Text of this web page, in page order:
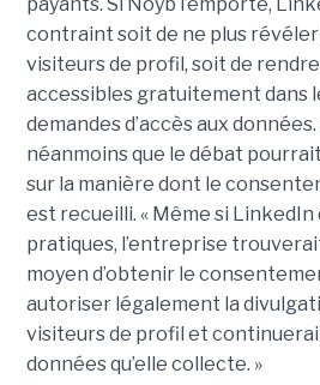
payants. Si Noyb l’emporte,
contraint soit de ne plus révéler
visiteurs de profil, soit de
accessibles gratuitement dans
demandes d’accès aux
néanmoins que le débat
sur la manière dont le
est recueilli. « Même si
pratiques, l’entreprise
moyen d’obtenir le
autoriser légalement la
visiteurs de profil et
données qu’elle collecte. »